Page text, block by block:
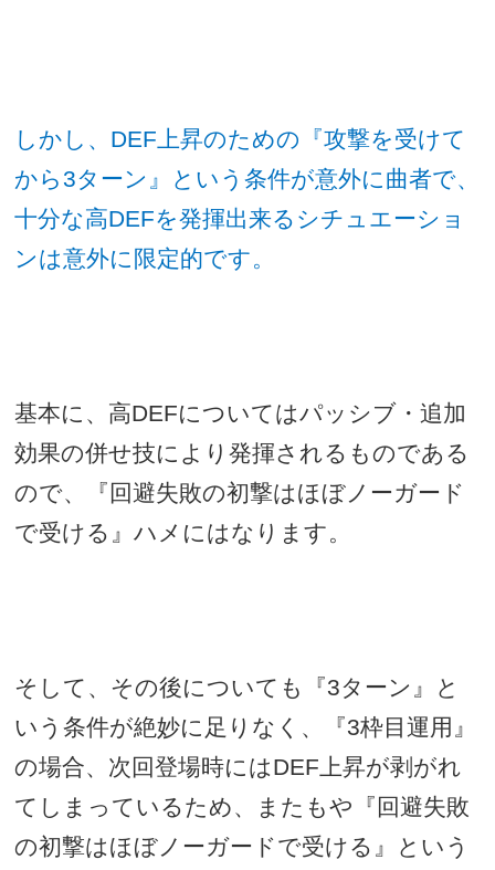
しかし、 DEF上昇のための『攻撃を受けて
から3ターン』という条件が意外に曲者で、
十分な高DEFを発揮出来るシチュエーショ
ンは意外に限定的です。
基本に、高DEFについてはパッシブ・追加
効果の併せ技により発揮されるものである
ので、『回避失敗の初撃はほぼノーガード
で受ける』ハメにはなります。
そして、その後についても『3ターン』と
いう条件が絶妙に足りなく、『3枠目運用』
の場合、次回登場時にはDEF上昇が剥がれ
てしまっているため、またもや『回避失敗
の初撃はほぼノーガードで受ける』という